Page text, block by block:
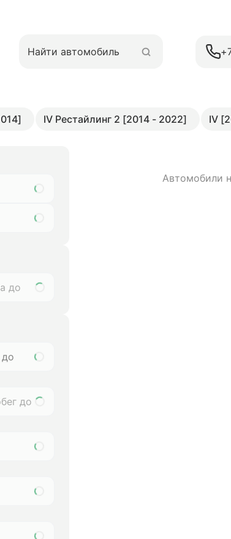
IV Рестайлинг 2 [2014 - 2022] IV
Автомобили